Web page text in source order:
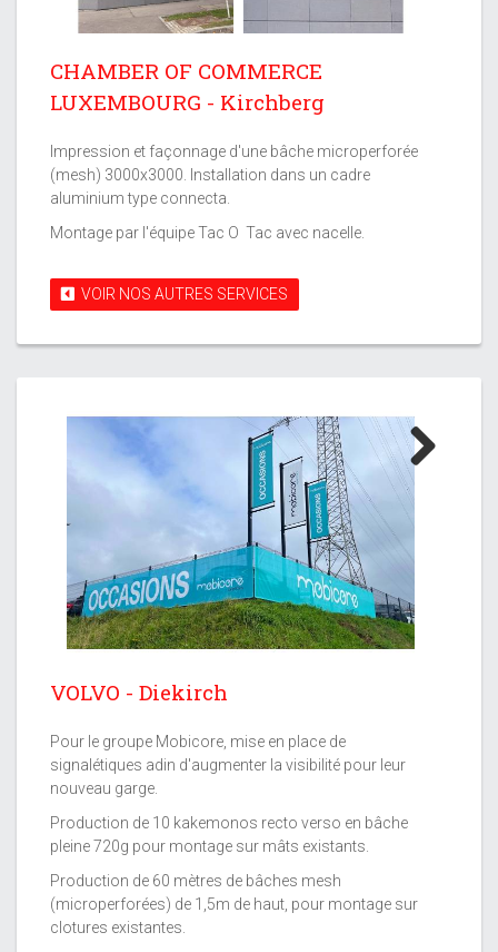
CHAMBER OF COMMERCE
LUXEMBOURG - Kirchberg
Impression et façonnage d'une bâche microperforée
(mesh) 3000x3000. Installation dans un cadre
aluminium type connecta.
Montage par l'équipe Tac O Tac avec nacelle.
VOIR NOS AUTRES SERVICES
Next
VOLVO - Diekirch
Pour le groupe Mobicore, mise en place de
signalétiques adin d'augmenter la visibilité pour leur
nouveau garge.
Production de 10 kakemonos recto verso en bâche
pleine 720g pour montage sur mâts existants.
Production de 60 mètres de bâches mesh
(microperforées) de 1,5m de haut, pour montage sur
clotures existantes.